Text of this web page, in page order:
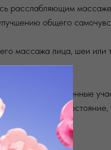
расслабляющим
общего
массажа лица, шеи или
напряженные
улучшая её